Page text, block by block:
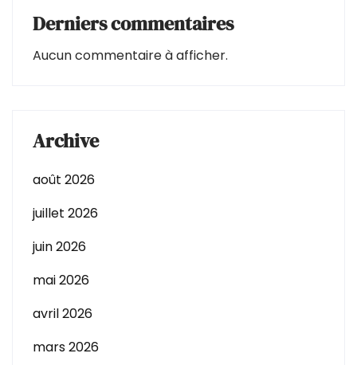
Derniers commentaires
Aucun commentaire à afficher.
Archive
août 2026
juillet 2026
juin 2026
mai 2026
avril 2026
mars 2026